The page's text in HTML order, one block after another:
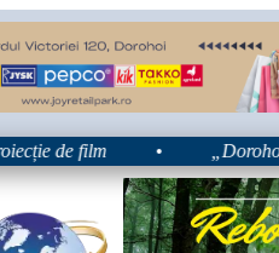
film • „Dorohoiul, în